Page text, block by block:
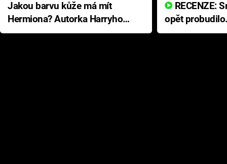
Jakou barvu kůže má mít
Hermiona? Autorka Harryho
Pottera přišla s ráznou
opět
přichází s